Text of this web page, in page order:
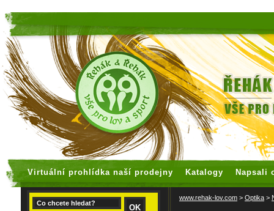
Virtuální prohlídka naší prodejny Katalogy Napsali
www.rehak-lov.com > Optika >